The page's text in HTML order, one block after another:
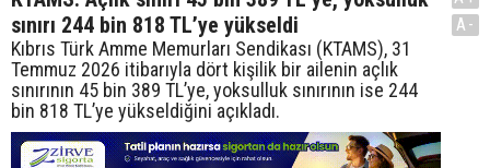
sınırı 244 bin 818 TL’ye yükseldi
Kıbrıs Türk Amme Memurları Sendikası (KTAMS), 31
Temmuz 2026 itibarıyla dört kişilik bir ailenin açlık
sınırının 45 bin 389 TL’ye, yoksulluk sınırının ise 244
bin 818 TL’ye yükseldiğini açıkladı.
A-